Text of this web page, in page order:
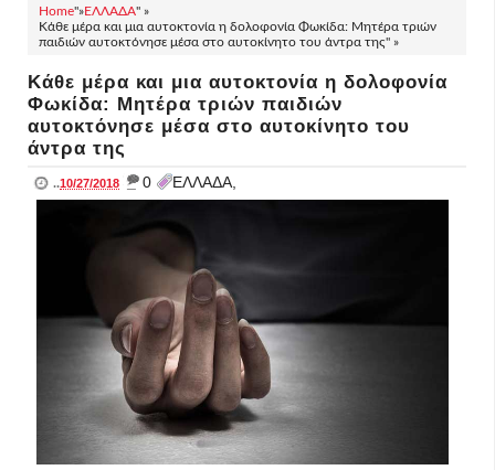
Home"»ΕΛΛΑΔΑ" »
Κάθε μέρα και μια αυτοκτονία η δολοφονία Φωκίδα: Μητέρα τριών
παιδιών αυτοκτόνησε μέσα στο αυτοκίνητο του άντρα της" »
Κάθε μέρα και μια αυτοκτονία η δολοφονία
Φωκίδα: Μητέρα τριών παιδιών
αυτοκτόνησε μέσα στο αυτοκίνητο του
άντρα της
..10/27/2018 _ 0 ΕΛΛΑΔΑ,